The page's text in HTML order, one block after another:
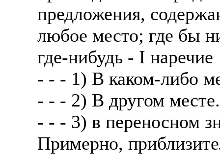
предложения,
любое место; где бы
где-нибудь - I наречие
- - - 1) В каком-либо
- - - 2) В другом месте.
- - - 3) в переносном
Примерно,